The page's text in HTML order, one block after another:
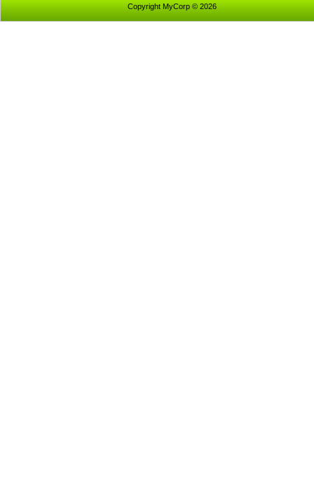
Copyright MyCorp © 2026